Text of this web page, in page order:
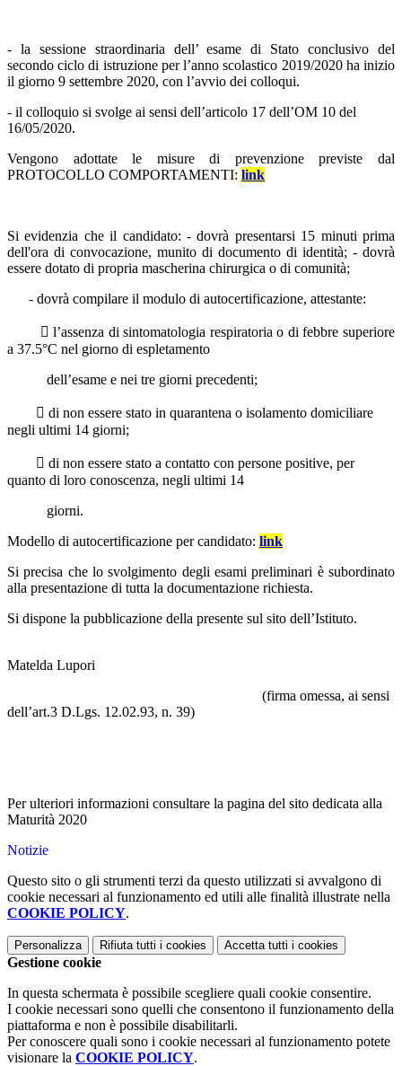
- la sessione straordinaria dell’ esame di Stato conclusivo del
secondo ciclo di istruzione per l’anno scolastico 2019/2020 ha inizio
il giorno 9 settembre 2020, con l’avvio dei colloqui.
- il colloquio si svolge ai sensi dell’articolo 17 dell’OM 10 del
16/05/2020.
Vengono adottate le misure di prevenzione previste dal
PROTOCOLLO COMPORTAMENTI: link
Si evidenzia che il candidato: - dovrà presentarsi 15 minuti prima
dell'ora di convocazione, munito di documento di identità; - dovrà
essere dotato di propria mascherina chirurgica o di comunità;
- dovrà compilare il modulo di autocertificazione, attestante:
 l’assenza di sintomatologia respiratoria o di febbre superiore
a 37.5°C nel giorno di espletamento
dell’esame e nei tre giorni precedenti;
 di non essere stato in quarantena o isolamento domiciliare
negli ultimi 14 giorni;
 di non essere stato a contatto con persone positive, per
quanto di loro conoscenza, negli ultimi 14
giorni.
Modello di autocertificazione per candidato: link
Si precisa che lo svolgimento degli esami preliminari è subordinato
alla presentazione di tutta la documentazione richiesta.
Si dispone la pubblicazione della presente sul sito dell’Istituto.
Matelda Lupori
(firma omessa, ai sensi
dell’art.3 D.Lgs. 12.02.93, n. 39)
Per ulteriori informazioni consultare la pagina del sito dedicata alla
Maturità 2020
Notizie
Questo sito o gli strumenti terzi da questo utilizzati si avvalgono di
cookie necessari al funzionamento ed utili alle finalità illustrate nella
COOKIE POLICY.
Personalizza Rifiuta tutti i cookies Accetta tutti i cookies
Gestione cookie
In questa schermata è possibile scegliere quali cookie consentire.
I cookie necessari sono quelli che consentono il funzionamento della
piattaforma e non è possibile disabilitarli.
Per conoscere quali sono i cookie necessari al funzionamento potete
visionare la COOKIE POLICY.